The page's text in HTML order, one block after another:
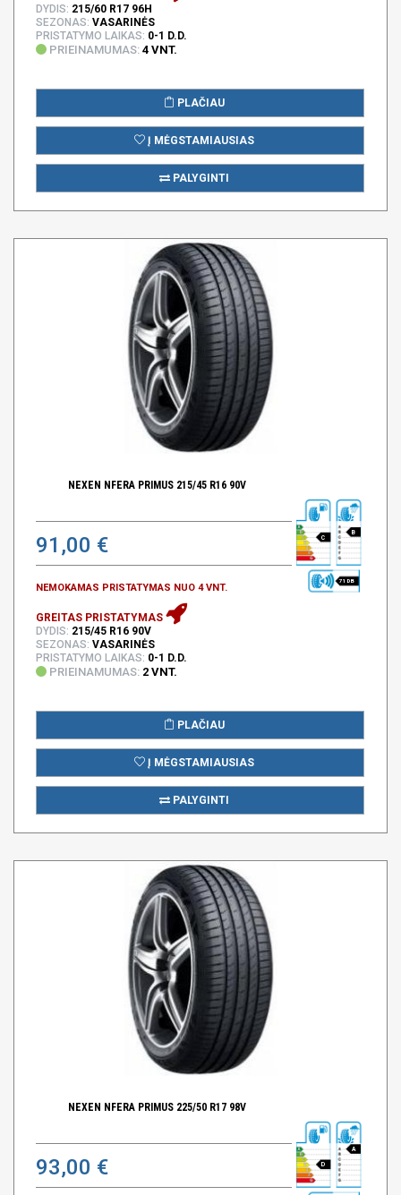
DYDIS: 215/60 R17 96H
SEZONAS: VASARINĖS
PRISTATYMO LAIKAS: 0-1 D.D.
PRIEINAMUMAS: 4 VNT.
PLAČIAU
Į MĖGSTAMIAUSIAS
PALYGINTI
NEXEN NFERA PRIMUS 215/45 R16 90V
91,00 €
NEMOKAMAS PRISTATYMAS NUO 4 VNT.
C
B
71 DB
GREITAS PRISTATYMAS
DYDIS: 215/45 R16 90V
SEZONAS: VASARINĖS
PRISTATYMO LAIKAS: 0-1 D.D.
PRIEINAMUMAS: 2 VNT.
PLAČIAU
Į MĖGSTAMIAUSIAS
PALYGINTI
NEXEN NFERA PRIMUS 225/50 R17 98V
93,00 € D
A